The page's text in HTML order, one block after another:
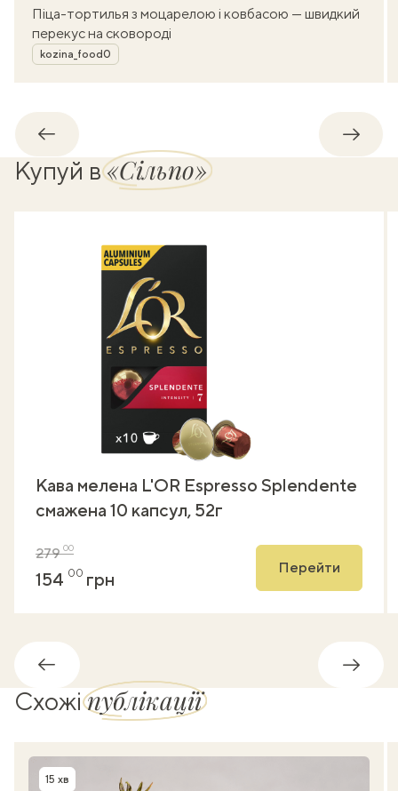
Піца-тортилья з моцарелою і ковбасою — швидкий
перекус на сковороді
Автор
kozina_food0
Назад
Купуй в«Сільпо»
Кава мелена L'OR Espresso Splendente
смажена 10 капсул, 52г
27900
154 00 грн
Перейти
Назад
Схожіпублікації
Час приготування
15 хв